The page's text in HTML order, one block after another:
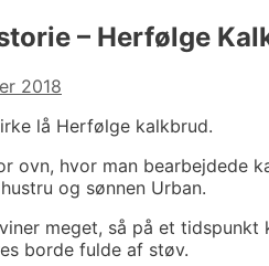
– Herfølge
2018
lå Herfølge kalkbrud.
ovn, hvor man bearbejdede
og sønnen Urban.
meget, så på et
borde fulde af støv.